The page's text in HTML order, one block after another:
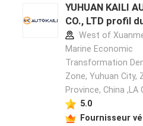
YUHUAN KAILI
CO., LTD profil
West of
Marine Economic
Transformation
Zone, Yuhuan City,
Province, China ,LA
5.0
Fournisseur